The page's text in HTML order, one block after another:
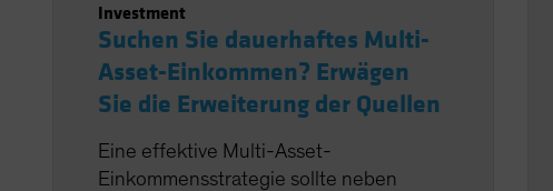
Investment
Suchen Sie dauerhaftes Multi-
Asset-Einkommen? Erwägen
Sie die Erweiterung der Quellen
Eine effektive Multi-Asset-
Einkommensstrategie sollte neben